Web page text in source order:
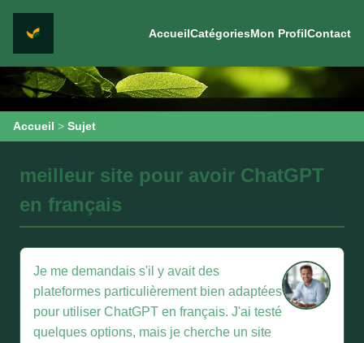
AccueilCatégoriesMon ProfilContact
Accueil > Sujet
meilleur site pour avoir ChatGPT
en français
Je me demandais s'il y avait des
plateformes particulièrement bien adaptées
pour utiliser ChatGPT en français. J'ai testé
quelques options, mais je cherche un site